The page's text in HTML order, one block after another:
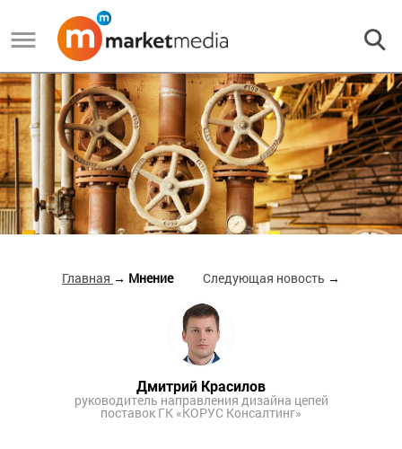
Главная → Мнение Следующая новость →
Дмитрий Красилов
руководитель направления дизайна цепей
поставок ГК «КОРУС Консалтинг»